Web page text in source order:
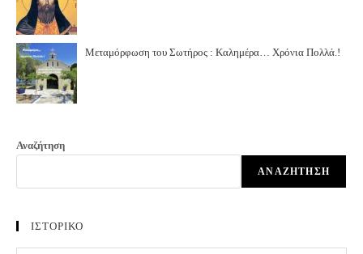
Μεταμόρφωση του Σωτήρος : Καλημέρα… Χρόνια Πολλά.!
Αναζήτηση
ΑΝΑΖΉΤΗΣΗ
ΙΣΤΟΡΙΚΟ